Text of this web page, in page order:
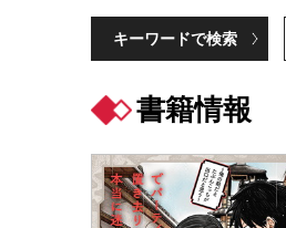
キーワードで検索
書籍情報